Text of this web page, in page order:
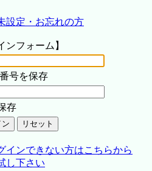
設定・お忘れの方
ンフォーム】
号を保存
存
インできない方はこちらから
し下さい